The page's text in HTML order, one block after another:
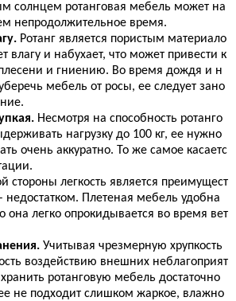
солнцем ротанговая мебель может на
непродолжительное время.
Ротанг является пористым материало
влагу и набухает, что может привести к
и гниению. Во время дождя и н
мебель от росы, ее следует зано
Несмотря на способность ротанго
нагрузку до 100 кг, ее нужно
очень аккуратно. То же самое касаетс
стороны легкость является преимущест
недостатком. Плетеная мебель удобна
она легко опрокидывается во время вет
Учитывая чрезмерную хрупкость
воздействию внешних неблагоприят
ротанговую мебель достаточно
не подходит слишком жаркое, влажно